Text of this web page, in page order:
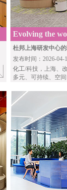
Evolving the
innovation
杜邦上海研发中心
发布时间：2026-04-
化工/科技，上海、
多元、可持续、空